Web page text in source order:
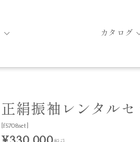
カタログ
正絹振袖レンタル
[f5708set]